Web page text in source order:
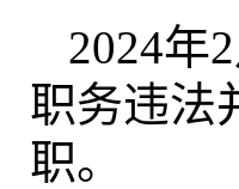
2024年
职务违法
职。